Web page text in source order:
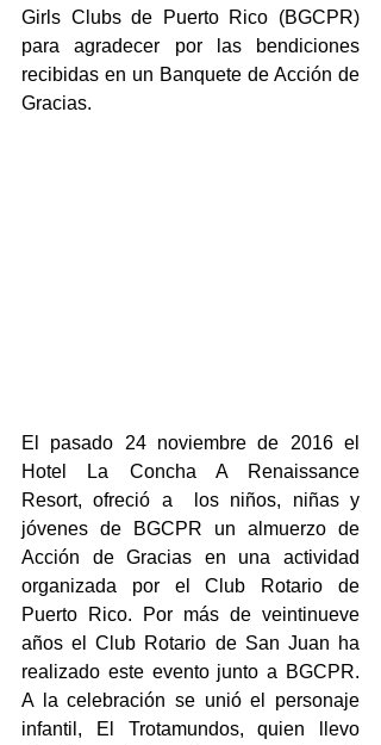
Girls Clubs de Puerto Rico (BGCPR)
para agradecer por las bendiciones
recibidas en un Banquete de Acción de
Gracias.
El pasado 24 noviembre de 2016 el
Hotel La Concha A Renaissance
Resort, ofreció a  los niños, niñas y
jóvenes de BGCPR un almuerzo de
Acción de Gracias en una actividad
organizada por el Club Rotario de
Puerto Rico. Por más de veintinueve
años el Club Rotario de San Juan ha
realizado este evento junto a BGCPR.
A la celebración se unió el personaje
infantil, El Trotamundos, quien llevo